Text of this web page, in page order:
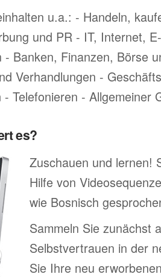
u.a.: - Handeln,
und PR - IT, Internet,
- Banken, Finanzen, Börse
Verhandlungen -
- Telefonieren - Allgemeiner
es?
Zuschauen und lernen!
Hilfe von
wie Bosnisch
Sammeln Sie zunächst
Selbstvertrauen in der
Sie Ihre neu